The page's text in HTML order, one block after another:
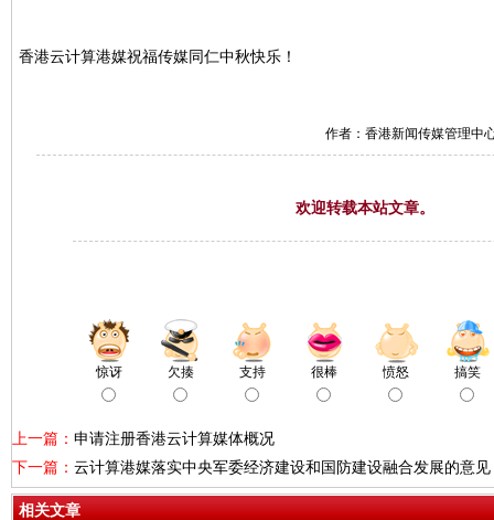
香港云计算港媒祝福传媒同仁中秋快乐！
作者：香港新闻传媒管理
欢迎转载本站文章。
惊讶 欠揍 支持 很棒 愤怒 搞笑
上一篇： 申请注册香港云计算媒体概况
下一篇： 云计算港媒落实中央军委经济建设和国防建设融合发展的意见
相关文章